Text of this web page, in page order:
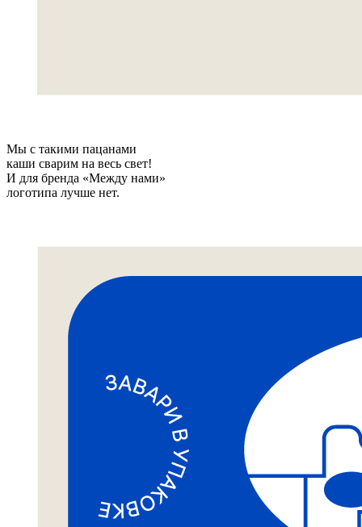
Мы с такими пацанами
каши сварим на весь свет!
И для бренда «Между нами»
логотипа лучше нет.